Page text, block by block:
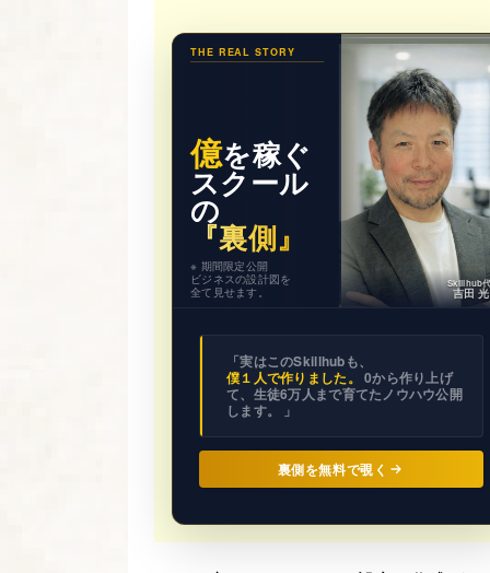
THE REAL STORY
億を稼ぐ
スクール
の
『裏側』
※ 期間限定公開
ビジネスの設計図を
全て見せます。
Skillhub
吉田
「実はこのSkillhubも、
僕１人で作りました。 0から作り上げ
て、生徒6万人まで育てたノウハウ公開
します。 」
裏側を無料で覗く